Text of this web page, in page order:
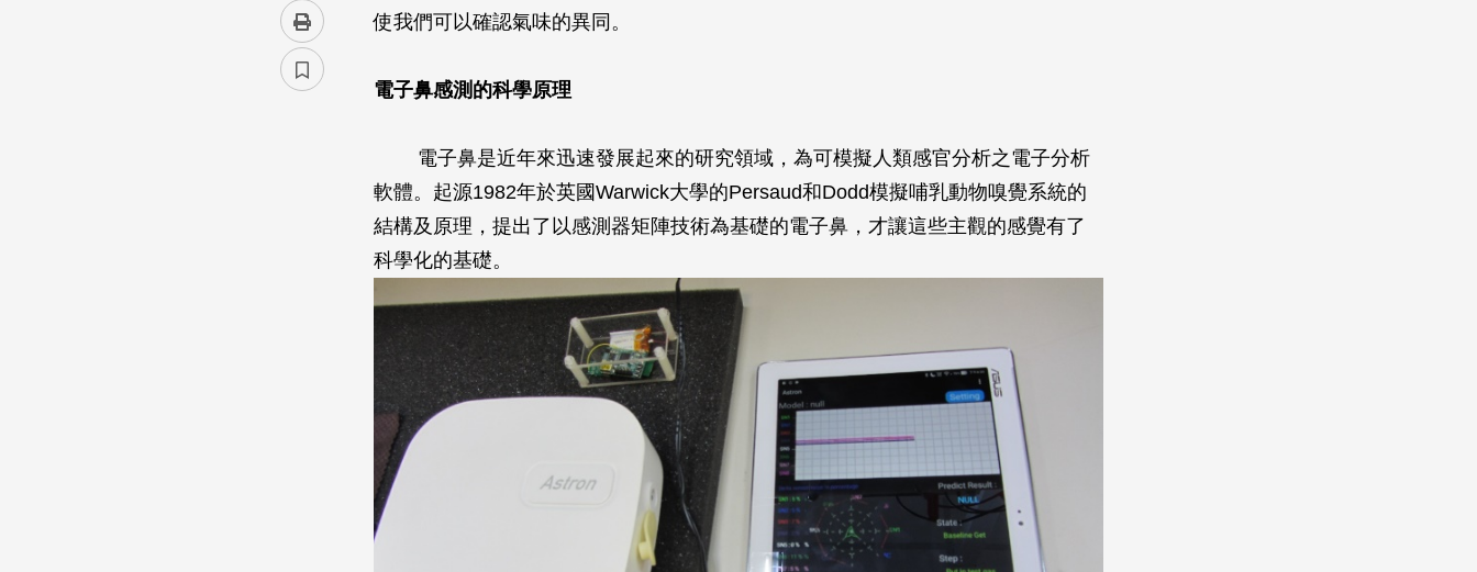
使我們可以確認氣味的異同。
電子鼻感測的科學原理
電子鼻是近年來迅速發展起來的研究領域，為可模擬人類感官分析之電子分析
軟體。起源1982年於英國Warwick大學的Persaud和Dodd模擬哺乳動物嗅覺系統的
結構及原理，提出了以感測器矩陣技術為基礎的電子鼻，才讓這些主觀的感覺有了
科學化的基礎。